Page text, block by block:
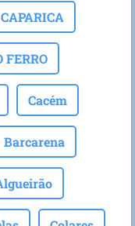
FERRO
Cacém
Barcarena